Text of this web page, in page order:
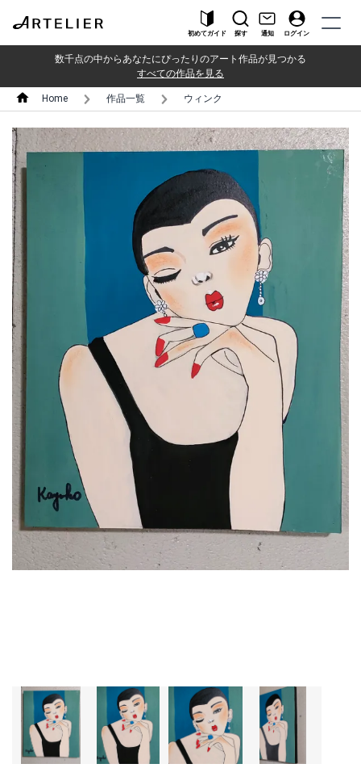
初めてガイド 探す 通知 ログイン
数千点の中からあなたにぴったりのアート作品が見つかる
すべての作品を見る
Home 作品一覧 ウィンク